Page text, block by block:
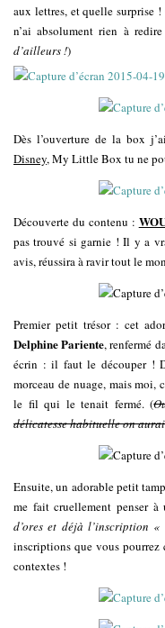
aux lettres, et quelle surprise
n’ai absolument rien à
d’ailleurs !)
Dès l’ouverture de la box
Disney, My Little Box tu ne
Découverte du contenu :
pas trouvé si garnie ! Il y a
avis, réussira à ravir tout le
Premier petit trésor : cet
Delphine Pariente, renfermé
écrin : il faut le découper !
morceau de nuage, mais moi,
le fil qui le tenait fermé. (
délicatesse habituelle on
Ensuite, un adorable petit
me fait cruellement penser
d’ores et déjà l’inscription
inscriptions que vous pourrez
contextes !